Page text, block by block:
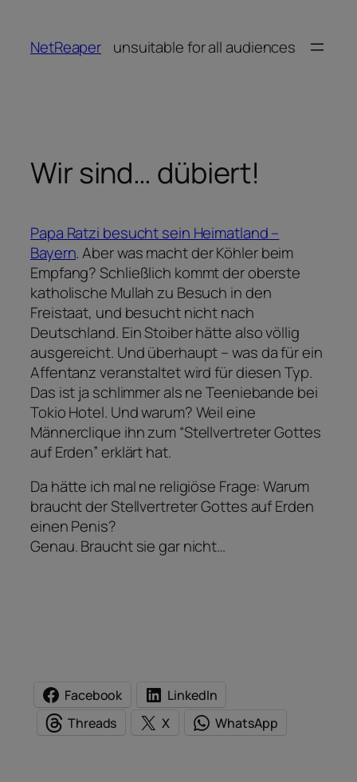
springen
NetReaper unsuitable for all audiences
Wir sind… dübiert!
Papa Ratzi besucht sein Heimatland –
Bayern. Aber was macht der Köhler beim
Empfang? Schließlich kommt der oberste
katholische Mullah zu Besuch in den
Freistaat, und besucht nicht nach
Deutschland. Ein Stoiber hätte also völlig
ausgereicht. Und überhaupt – was da für ein
Affentanz veranstaltet wird für diesen Typ.
Das ist ja schlimmer als ne Teeniebande bei
Tokio Hotel. Und warum? Weil eine
Männerclique ihn zum “Stellvertreter Gottes
auf Erden” erklärt hat.
Da hätte ich mal ne religiöse Frage: Warum
braucht der Stellvertreter Gottes auf Erden
einen Penis?
Genau. Braucht sie gar nicht…
Facebook
LinkedIn
Threads
X WhatsApp